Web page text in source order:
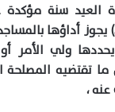
العيد سنة
أداؤها
ولي الأمر
تقتضيه المصلحة
،